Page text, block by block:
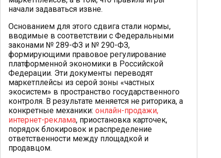
начали задаваться извне.
Основанием для этого сдвига стали нормы,
вводимые в соответствии с Федеральными
законами № 289-ФЗ и № 290-ФЗ,
формирующими правовое регулирование
платформенной экономики в Российской
Федерации. Эти документы переводят
маркетплейсы из серой зоны «частных
экосистем» в пространство государственного
контроля. В результате меняется не риторика, а
конкретные механики: онлайн-продажи,
интернет-реклама, приостановка карточек,
порядок блокировок и распределение
ответственности между площадкой и
продавцом.